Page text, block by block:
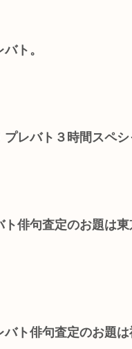
ト。
レバト３時間スペ
俳句査定のお題は東
ト俳句査定のお題